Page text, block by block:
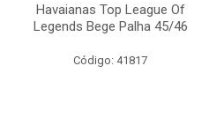
Havaianas Top League Of
Legends Bege Palha 45/46
Código: 41817